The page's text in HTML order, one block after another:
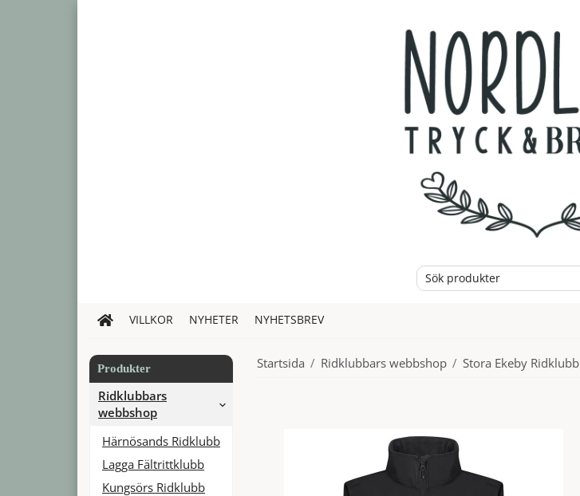
VILLKOR NYHETER NYHETSBREV
Produkter
Ridklubbars
webbshop
Härnösands Ridklubb
Lagga Fältrittklubb
Kungsörs Ridklubb
Startsida / Ridklubbars webbshop / Stora Ekeby Ridklubb